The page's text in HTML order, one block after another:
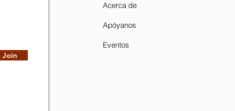
Join
Acerca de
Apóyanos
Eventos